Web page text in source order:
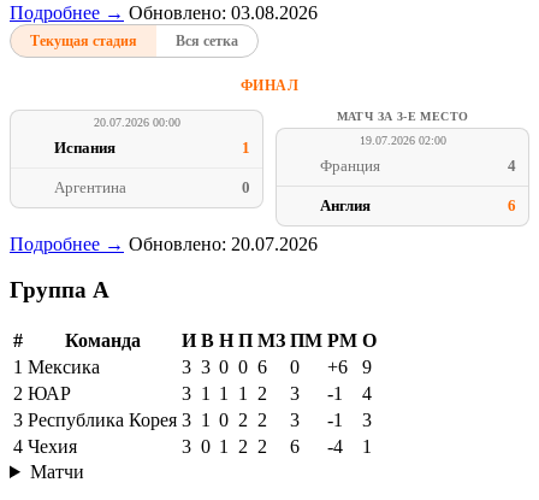
Подробнее → Обновлено: 03.08.2026
Текущая стадия Вся сетка
ФИНАЛ
20.07.2026 00:00
Испания 1
Аргентина 0
МАТЧ ЗА 3-Е МЕСТО
19.07.2026 02:00
Франция 4
Англия 6
Подробнее → Обновлено: 20.07.2026
Группа A
# Команда И В Н П МЗ ПМ РМ О
1 Мексика 3 3 0 0 6 0 +6
9
2 ЮАР 3 1 1 1 2 3 -1
4
3 Республика Корея 3 1 0 2 2 3 -1
3
4 Чехия 3 0 1 2 2 6 -4
1
Матчи